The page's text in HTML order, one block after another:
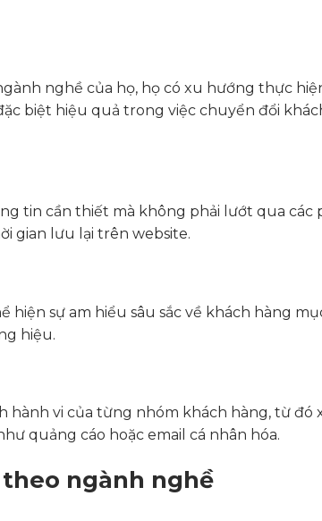
nghề của họ, họ có xu hướng thực
biệt hiệu quả trong việc chuyển đổi
tin cần thiết mà không phải lướt qua các
gian lưu lại trên website.
sự am hiểu sâu sắc về khách hàng
hiệu.
vi của từng nhóm khách hàng, từ đó
quảng cáo hoặc email cá nhân hóa.
ngành nghề